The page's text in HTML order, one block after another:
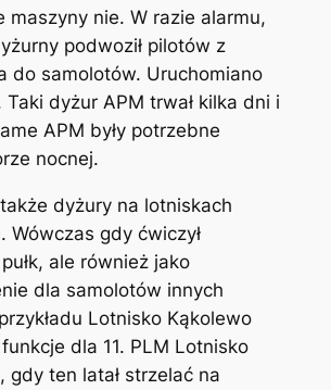
maszyny nie. W razie alarmu,
podwoził pilotów z
do samolotów. Uruchomiano
dyżur APM trwał kilka dni i
APM były potrzebne
nocnej.
także dyżury na lotniskach
Wówczas gdy ćwiczył
ale również jako
dla samolotów innych
Lotnisko Kąkolewo
funkcje dla 11. PLM Lotnisko
gdy ten latał strzelać na